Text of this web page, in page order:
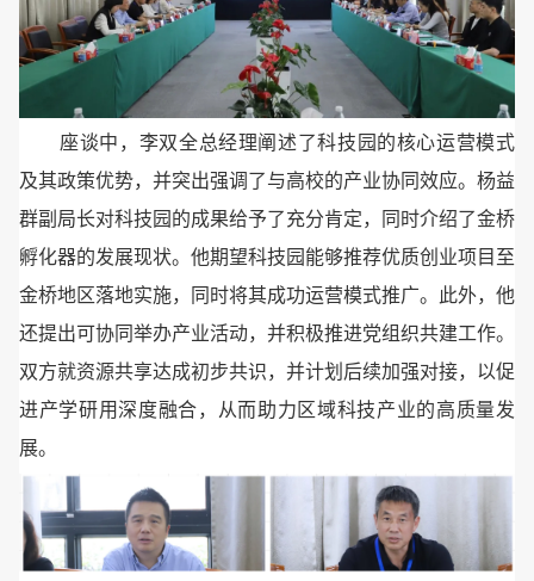
座谈中，李双全总经理阐述了科技园的核心运营模式
及其政策优势，并突出强调了与高校的产业协同效应。 杨益
群副局长对科技园的成果给予了充分肯定，同时介绍了金桥
孵化器的发展现状。他期望科技园能够推荐优质创业项目至
金桥地区落地实施，同时将其成功运营模式推广。此外，他
还提出可协同举办产业活动，并积极推进党组织共建工作。
双方就资源共享达成初步共识，并计划后续加强对接，以促
进产学研用深度融合，从而助力区域科技产业的高质量发
展。